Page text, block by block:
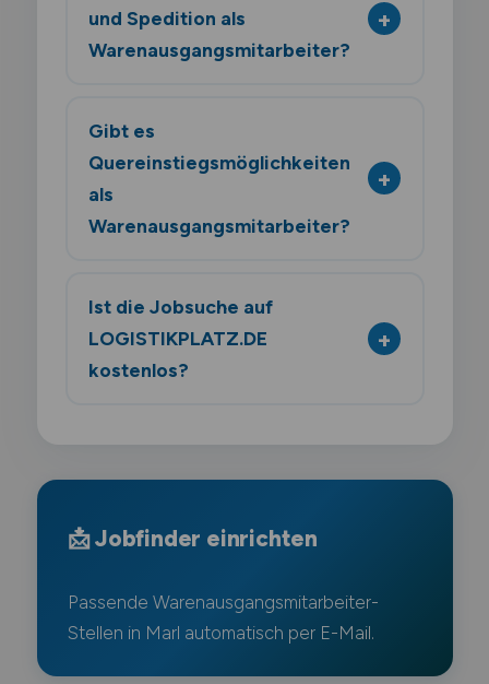
und Spedition als
Warenausgangsmitarbeiter?
Gibt es
Quereinstiegsmöglichkeiten
als
Warenausgangsmitarbeiter?
Ist die Jobsuche auf
LOGISTIKPLATZ.DE
kostenlos?
📩 Jobfinder einrichten
Passende Warenausgangsmitarbeiter-
Stellen in Marl automatisch per E-Mail.